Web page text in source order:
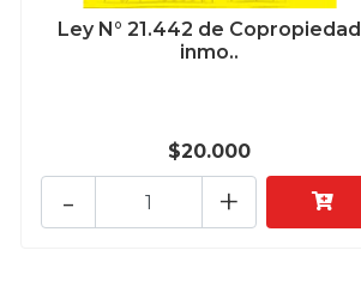
Ley N° 21.442 de Copropiedad
inmo..
$20.000
+
-